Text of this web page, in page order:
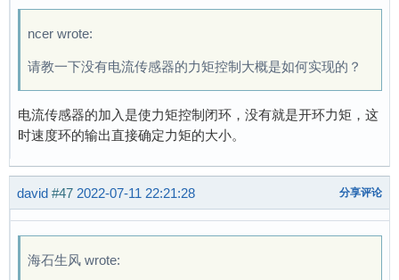
ncer wrote:
请教一下没有电流传感器的力矩控制大概是如何实现的？
电流传感器的加入是使力矩控制闭环，没有就是开环力矩，这
时速度环的输出直接确定力矩的大小。
david #47 2022-07-11 22:21:28 分享评论
海石生风 wrote: